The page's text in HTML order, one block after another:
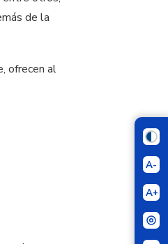
A-
A+
de la
ofrecen al